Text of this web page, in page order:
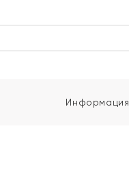
Информация